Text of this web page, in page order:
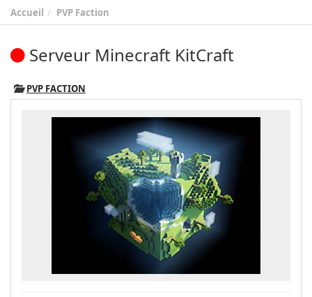
Accueil PVP Faction
Serveur Minecraft KitCraft
PVP FACTION